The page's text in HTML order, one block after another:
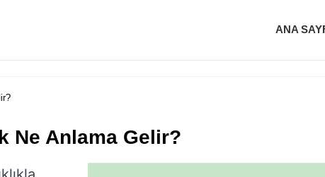
ANA
Ne Anlama Gelir?